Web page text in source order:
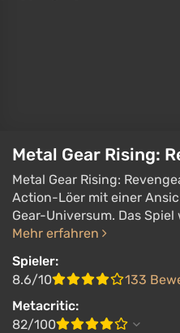
Metal Gear Rising:
Metal Gear Rising:
Action-Löer mit einer
Gear-Universum. Das
Mehr erfahren
Spieler:
8.6/10
133
Metacritic:
82/100